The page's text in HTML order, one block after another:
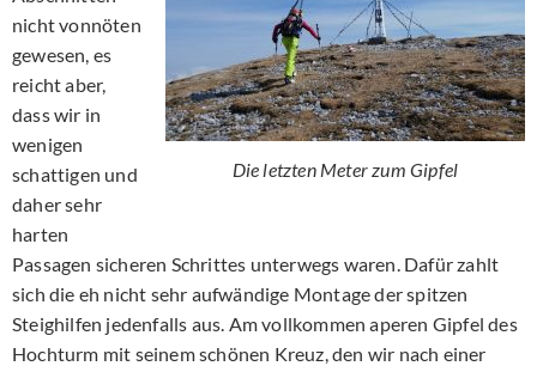
Die letzten Meter zum Gipfel
nicht vonnöten
gewesen, es
reicht aber,
dass wir in
wenigen
schattigen und
daher sehr
harten
Passagen sicheren Schrittes unterwegs waren. Dafür zahlt
sich die eh nicht sehr aufwändige Montage der spitzen
Steighilfen jedenfalls aus. Am vollkommen aperen Gipfel des
Hochturm mit seinem schönen Kreuz, den wir nach einer